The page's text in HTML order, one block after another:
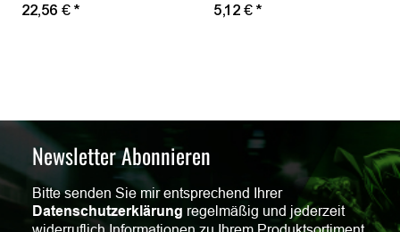
22,56 €* 5,12 €*
Newsletter Abonnieren
Bitte senden Sie mir entsprechend Ihrer
Datenschutzerklärung regelmäßig und jederzeit